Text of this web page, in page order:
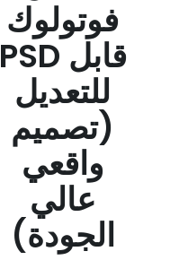
فوتولوك
PSD قابل
للتعديل
(تصميم
واقعي
عالي
الجودة)